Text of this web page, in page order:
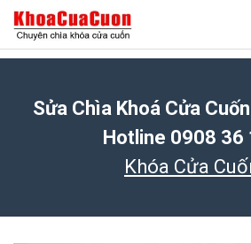
Sửa Chìa Khoá Cửa
Hotline 0908 36
Khóa Cửa